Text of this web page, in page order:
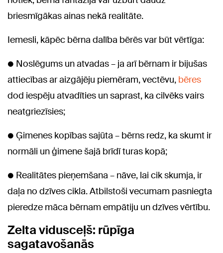
briesmīgākas ainas nekā realitāte.
Iemesli, kāpēc bērna dalība bērēs var būt vērtīga:
● Noslēgums un atvadas – ja arī bērnam ir bijušas
attiecības ar aizgājēju piemēram, vectēvu, bēres
dod iespēju atvadīties un saprast, ka cilvēks vairs
neatgriezīsies;
● Ģimenes kopības sajūta – bērns redz, ka skumt ir
normāli un ģimene šajā brīdī turas kopā;
● Realitātes pieņemšana – nāve, lai cik skumja, ir
daļa no dzīves cikla. Atbilstoši vecumam pasniegta
pieredze māca bērnam empātiju un dzīves vērtību.
Zelta vidusceļš: rūpīga
sagatavošanās